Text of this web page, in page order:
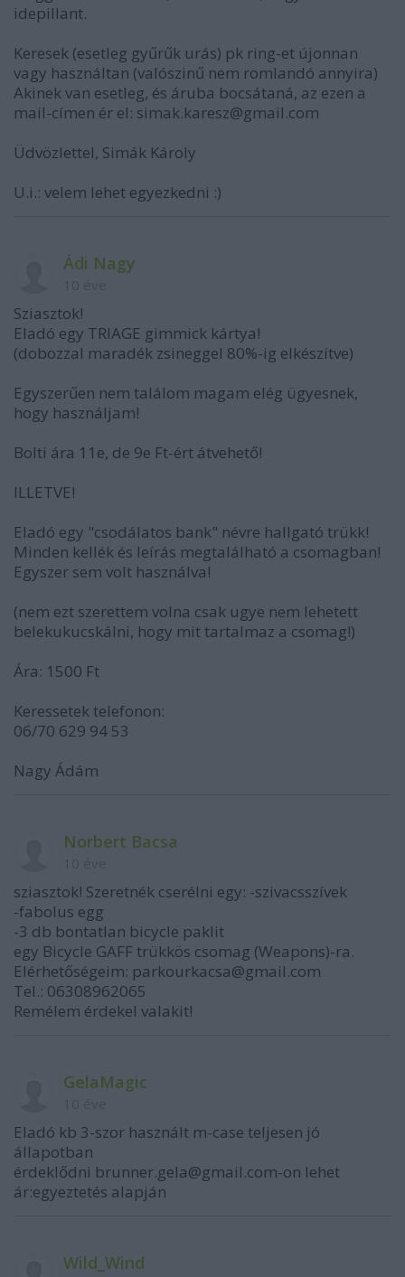
idepillant.
Keresek (esetleg gyűrűk urás) pk ring-et újonnan
vagy használtan (valószinű nem romlandó annyira)
Akinek van esetleg, és áruba bocsátaná, az ezen a
mail-címen ér el: simak.karesz@gmail.com
Üdvözlettel, Simák Károly
U.i.: velem lehet egyezkedni :)
Ádi Nagy
Sziasztok!
Eladó egy TRIAGE gimmick kártya!
(dobozzal maradék zsineggel 80%-ig elkészítve)
Egyszerűen nem találom magam elég ügyesnek,
hogy használjam!
Bolti ára 11e, de 9e Ft-ért átvehető!
ILLETVE!
Eladó egy "csodálatos bank" névre hallgató trükk!
Minden kellék és leírás megtalálható a csomagban!
Egyszer sem volt használva!
(nem ezt szerettem volna csak ugye nem lehetett
belekukucskálni, hogy mit tartalmaz a csomag!)
Ára: 1500 Ft
Keressetek telefonon:
06/70 629 94 53
Nagy Ádám
Norbert Bacsa
sziasztok! Szeretnék cserélni egy: -szivacsszívek
-fabolus egg
-3 db bontatlan bicycle paklit
egy Bicycle GAFF trükkös csomag (Weapons)-ra.
Elérhetőségeim: parkourkacsa@gmail.com
Tel.: 06308962065
Remélem érdekel valakit!
GelaMagic
Eladó kb 3-szor használt m-case teljesen jó
állapotban
érdeklődni brunner.gela@gmail.com-on lehet
ár:egyeztetés alapján
Wild_Wind